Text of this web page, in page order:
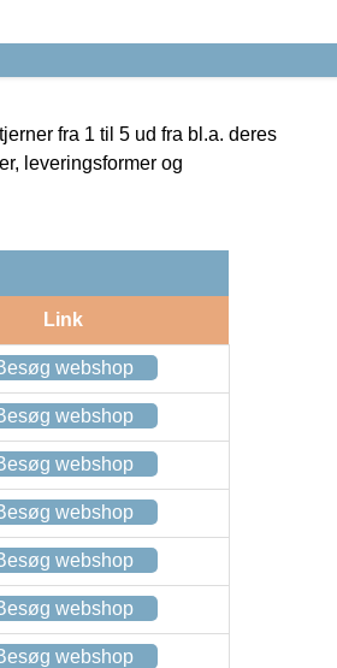
fra 1 til 5 ud fra bl.a. deres
leveringsformer og
Link
webshop
webshop
webshop
webshop
webshop
webshop
webshop